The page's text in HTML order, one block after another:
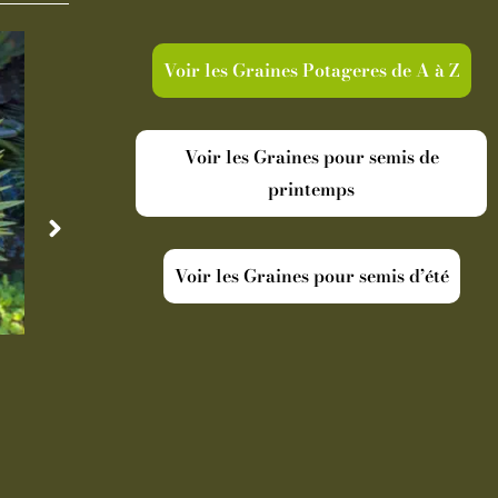
Voir les Graines Potageres de A à Z
Voir les Graines pour semis de
printemps
Voir les Graines pour semis d’été